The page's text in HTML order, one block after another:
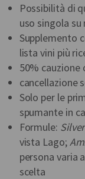
Possibilità di
uso singola su
Supplemento
lista vini più
50%
cancellazione
Solo per le
spumante in
Formule: Silver
vista Lago;
persona varia
scelta